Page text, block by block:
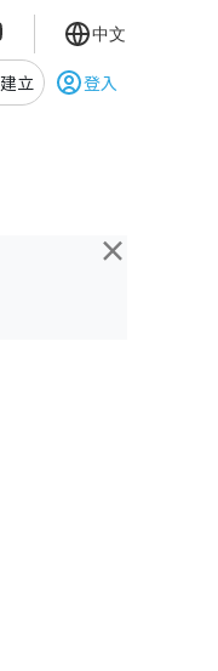
建立 登入
中文
×